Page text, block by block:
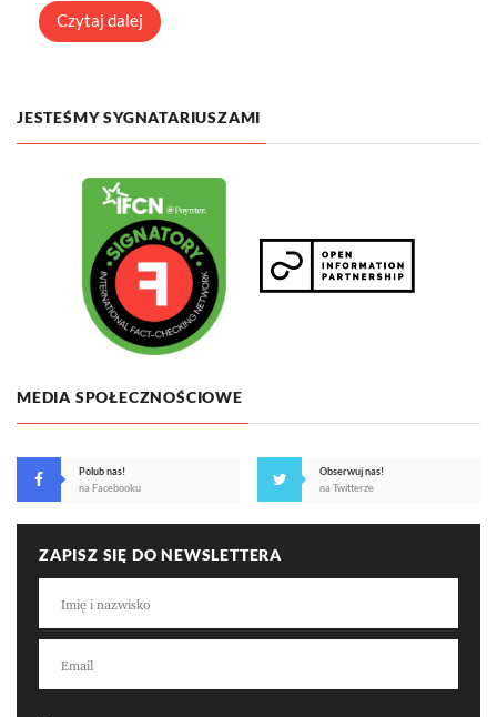
Czytaj dalej
JESTEŚMY SYGNATARIUSZAMI
MEDIA SPOŁECZNOŚCIOWE
Polub nas!
na Facebooku
Obserwuj nas!
na Twitterze
ZAPISZ SIĘ DO NEWSLETTERA